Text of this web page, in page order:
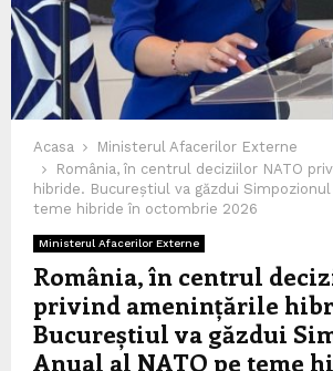
Acasa
Ministerul Afacerilor Externe
România, în centrul deciziilor NATO
hibride. Bucureștiul va găzdui Simpozionul
teme hibride în octombrie 2026
Ministerul Afacerilor Externe
România, în centrul
privind amenințările
Bucureștiul va găzdui
Anual al NATO pe teme